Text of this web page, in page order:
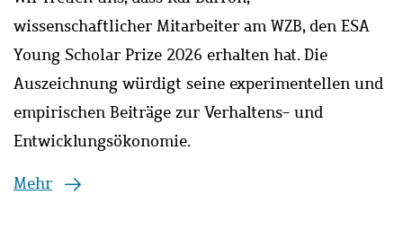
wissenschaftlicher Mitarbeiter am WZB, den ESA
Young Scholar Prize 2026 erhalten hat. Die
Auszeichnung würdigt seine experimentellen und
empirischen Beiträge zur Verhaltens- und
Entwicklungsökonomie.
Mehr